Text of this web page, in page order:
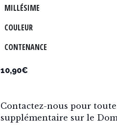
MILLÉSIME
COULEUR
CONTENANCE
10,90€
Contactez-nous pour
supplémentaire sur le